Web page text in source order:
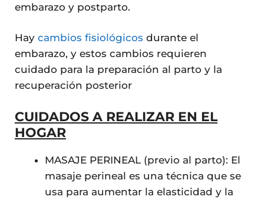
embarazo y postparto.
Hay cambios fisiológicos durante el
embarazo, y estos cambios requieren
cuidado para la preparación al parto y la
recuperación posterior
CUIDADOS A REALIZAR EN EL
HOGAR
MASAJE PERINEAL (previo al parto): El
masaje perineal es una técnica que se
usa para aumentar la elasticidad y la